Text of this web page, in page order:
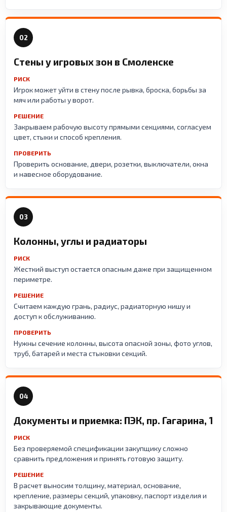
02
Стены у игровых зон в Смоленске
РИСК
Игрок может уйти в стену после рывка, броска, борьбы за
мяч или работы у ворот.
РЕШЕНИЕ
Закрываем рабочую высоту прямыми секциями, согласуем
цвет, стыки и способ крепления.
ПРОВЕРИТЬ
Проверить основание, двери, розетки, выключатели, окна
и навесное оборудование.
03
Колонны, углы и радиаторы
РИСК
Жесткий выступ остается опасным даже при защищенном
периметре.
РЕШЕНИЕ
Считаем каждую грань, радиус, радиаторную нишу и
доступ к обслуживанию.
ПРОВЕРИТЬ
Нужны сечение колонны, высота опасной зоны, фото углов,
труб, батарей и места стыковки секций.
04
Документы и приемка: ПЭК, пр. Гагарина, 1
РИСК
Без проверяемой спецификации закупщику сложно
сравнить предложения и принять готовую защиту.
РЕШЕНИЕ
В расчет выносим толщину, материал, основание,
крепление, размеры секций, упаковку, паспорт изделия и
закрывающие документы.